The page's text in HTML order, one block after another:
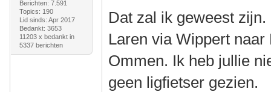
Berichten: 7.591
Topics: 190
Lid sinds: Apr 2017
Bedankt: 3653
11203 x bedankt in
5337 berichten
Dat zal ik geweest
Laren via Wippert
Ommen. Ik heb jullie
geen ligfietser gezien.